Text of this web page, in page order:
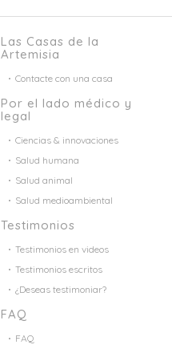
Las Casas de la
Artemisia
Contacte con una casa
Por el lado médico y
legal
Ciencias & innovaciones
Salud humana
Salud animal
Salud medioambiental
Testimonios
Testimonios en videos
Testimonios escritos
¿Deseas testimoniar?
FAQ
FAQ